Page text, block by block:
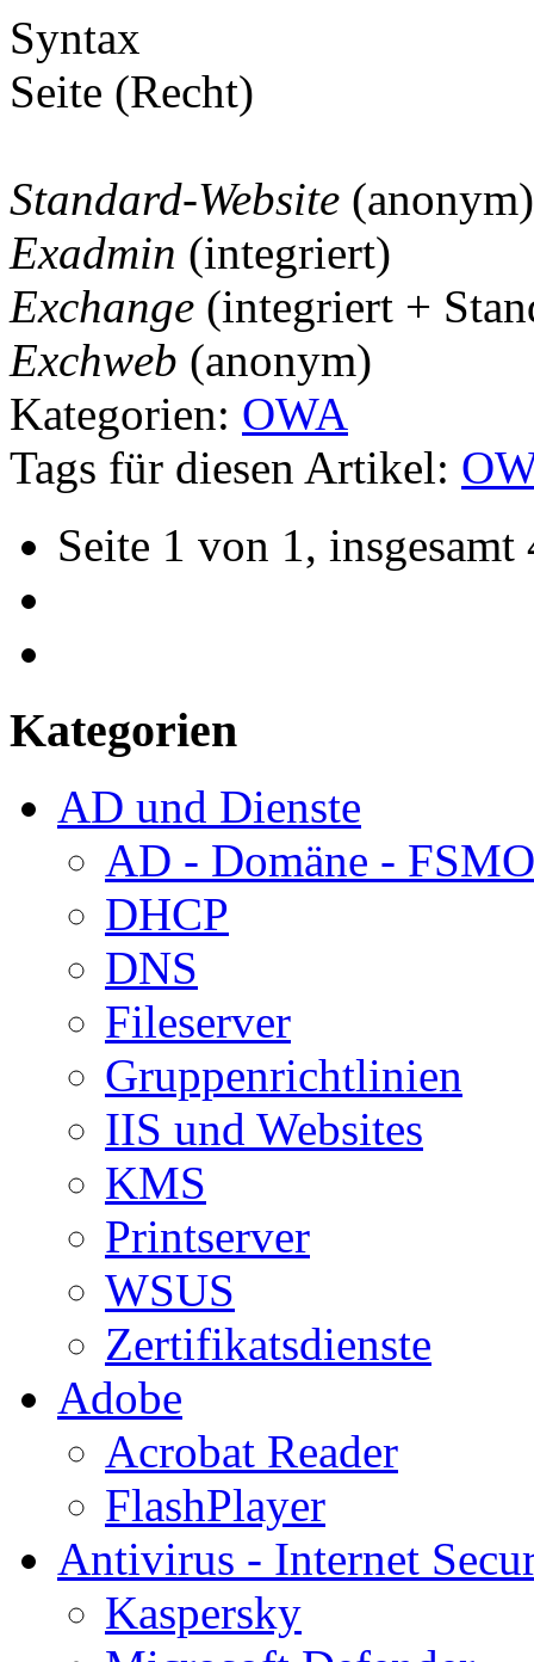
Syntax
Seite (Recht)
Standard-Website (anonym)
Exadmin (integriert)
Exchange (integriert +
Exchweb (anonym)
Kategorien: OWA
Tags für diesen Artikel:
Seite 1 von 1, insgesamt
Kategorien
AD und Dienste
AD - Domäne - FSMO
DHCP
DNS
Fileserver
Gruppenrichtlinien
IIS und Websites
KMS
Printserver
WSUS
Zertifikatsdienste
Adobe
Acrobat Reader
FlashPlayer
Antivirus - Internet
Kaspersky